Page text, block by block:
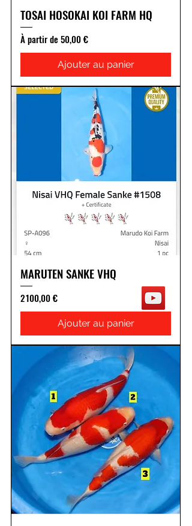
TOSAI HOSOKAI KOI FARM HQ
À partir de 50,00 €
Prix promotionnel
Ajouter au panier
MARUTEN SANKE VHQ
Prix
2 100,00 €
Ajouter au panier